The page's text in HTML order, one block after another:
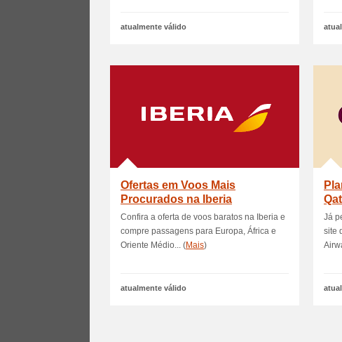
atualmente válido
Ofertas em Voos Mais
Procurados na Iberia
Confira a oferta de voos baratos na Iberia e
compre passagens para Europa, África e
Oriente Médio... (Mais)
atualmente válido
Já
site